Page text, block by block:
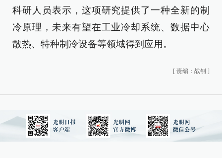
科研人员表示，这项研究提供了一种全新的制
冷原理，未来有望在工业冷却系统、数据中心
散热、特种制冷设备等领域得到应用。
[ 责编：战钊 ]